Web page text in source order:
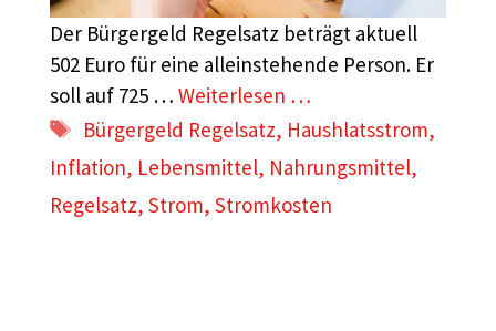
Der Bürgergeld Regelsatz beträgt aktuell
502 Euro für eine alleinstehende Person. Er
soll auf 725 … Weiterlesen …
Schlagwörter
Bürgergeld Regelsatz, Haushlatsstrom,
Inflation, Lebensmittel, Nahrungsmittel,
Regelsatz, Strom, Stromkosten